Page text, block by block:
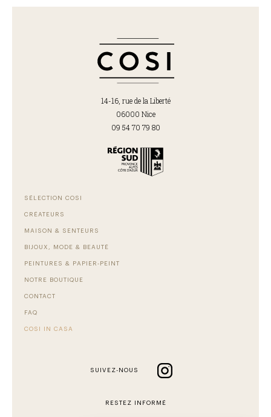
14-16, rue de la Liberté
06000 Nice
09 54 70 79 80
SÉLECTION COSI
CRÉATEURS
MAISON & SENTEURS
BIJOUX, MODE & BEAUTÉ
PEINTURES & PAPIER-PEINT
NOTRE BOUTIQUE
CONTACT
FAQ
COSI IN CASA
SUIVEZ-NOUS
RESTEZ INFORMÉ